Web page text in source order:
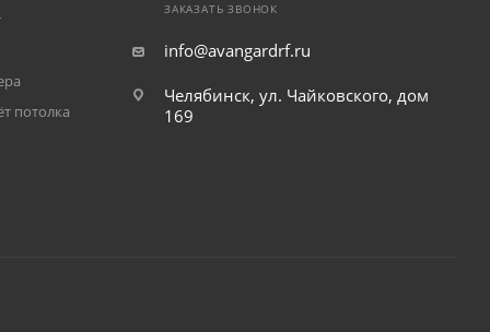
потолка
ЗАКАЗАТЬ ЗВОНОК
info@avangardrf.ru
Челябинск, ул. Чайковского, дом
169